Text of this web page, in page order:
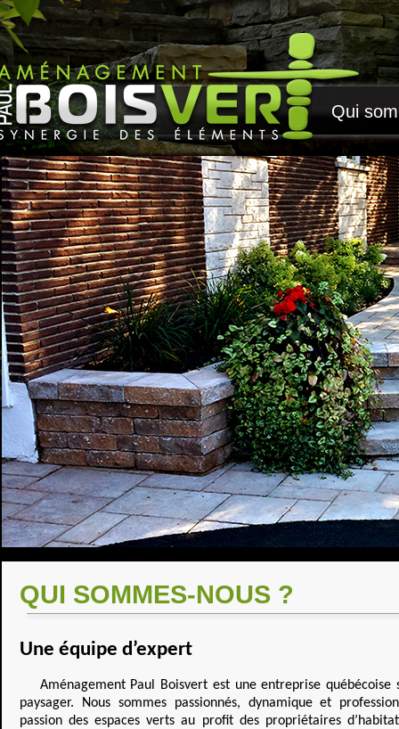
Qui
QUI SOMMES-NOUS ?
Une équipe d’expert
Aménagement Paul Boisvert est une entreprise québécoise
paysager. Nous sommes passionnés, dynamique et
passion des espaces verts au profit des propriétaires